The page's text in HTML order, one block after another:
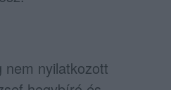
nem nyilatkozott